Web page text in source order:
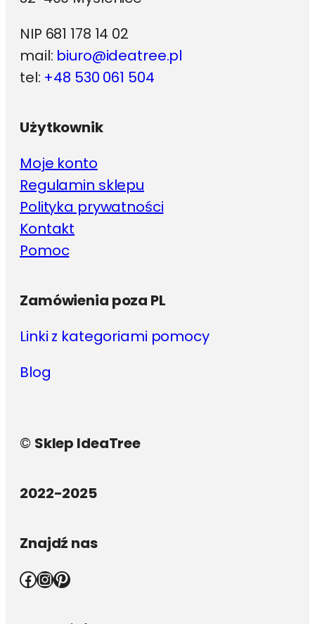
NIP 681 178 14 02
mail: biuro@ideatree.pl
tel: +48 530 061 504
Użytkownik
Moje konto
Regulamin sklepu
Polityka prywatności
Kontakt
Pomoc
Zamówienia poza PL
Linki z kategoriami pomocy
Blog
© Sklep IdeaTree
2022-2025
Znajdź nas
Facebook InstagramPinterest